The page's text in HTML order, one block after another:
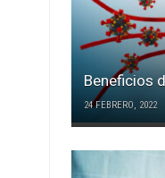
Beneficios
24 FEBRERO, 2022